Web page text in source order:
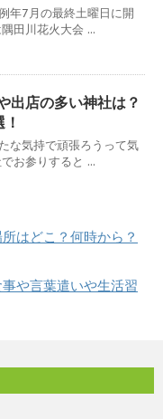
年7月の最終土曜日に開
田川花火大会 ...
出店の多い神社は？
な気持で頑張ろうって気
お参りすると ...
はどこ？何時から？
や言葉遣いや生活習